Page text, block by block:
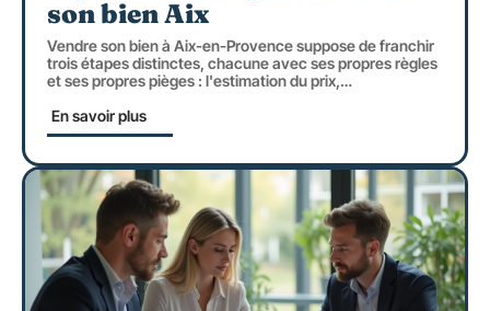
son bien Aix
Vendre son bien à Aix-en-Provence suppose de franchir
trois étapes distinctes, chacune avec ses propres règles
et ses propres pièges : l'estimation du prix,…
En savoir plus